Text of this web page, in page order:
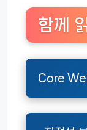
함께
Core